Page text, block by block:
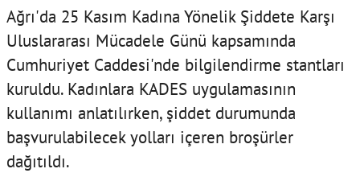
Ağrı'da 25 Kasım Kadına Yönelik Şiddete Karşı
Uluslararası Mücadele Günü kapsamında
Cumhuriyet Caddesi'nde bilgilendirme stantları
kuruldu. Kadınlara KADES uygulamasının
kullanımı anlatılırken, şiddet durumunda
başvurulabilecek yolları içeren broşürler
dağıtıldı.